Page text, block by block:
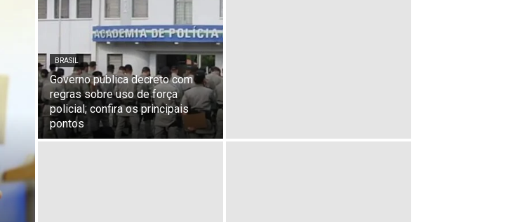
BRASIL
Governo publica decreto com
regras sobre uso de força
policial; confira os principais
pontos